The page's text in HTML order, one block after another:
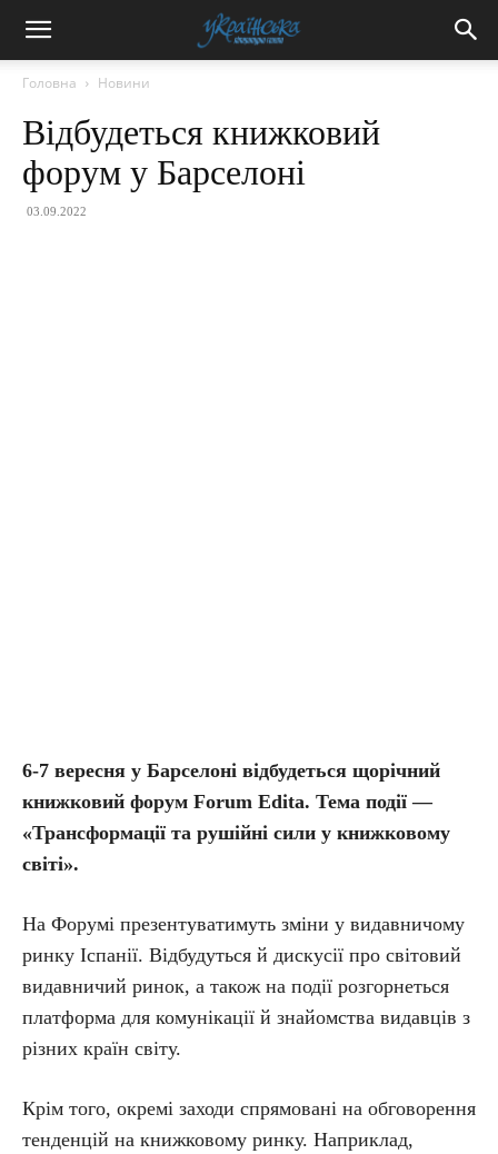
Головна Новини
Відбудеться книжковий
форум у Барселоні
03.09.2022
6-7 вересня у Барселоні відбудеться щорічний
книжковий форум Forum Edita. Тема події —
«Трансформації та рушійні сили у книжковому
світі».
На Форумі презентуватимуть зміни у видавничому
ринку Іспанії. Відбудуться й дискусії про світовий
видавничий ринок, а також на події розгорнеться
платформа для комунікації й знайомства видавців з
різних країн світу.
Крім того, окремі заходи спрямовані на обговорення
тенденцій на книжковому ринку. Наприклад,